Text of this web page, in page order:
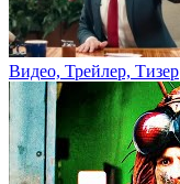
Видео, Трейлер, Тизер